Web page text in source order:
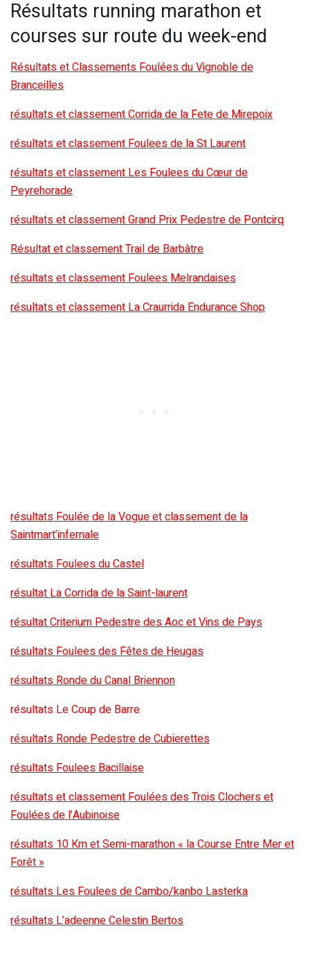
Résultats running marathon et
courses sur route du week-end
Résultats et Classements Foulées du Vignoble de
Branceilles
résultats et classement Corrida de la Fete de Mirepoix
résultats et classement Foulees de la St Laurent
résultats et classement Les Foulees du Cœur de
Peyrehorade
résultats et classement Grand Prix Pedestre de Pontcirq
Résultat et classement Trail de Barbâtre
résultats et classement Foulees Melrandaises
résultats et classement La Craurrida Endurance Shop
résultats Foulée de la Vogue et classement de la
Saintmart’infernale
résultats Foulees du Castel
résultat La Corrida de la Saint-laurent
résultat Criterium Pedestre des Aoc et Vins de Pays
résultats Foulees des Fêtes de Heugas
résultats Ronde du Canal Briennon
résultats Le Coup de Barre
résultats Ronde Pedestre de Cubierettes
résultats Foulees Bacillaise
résultats et classement Foulées des Trois Clochers et
Foulées de l’Aubinoise
résultats 10 Km et Semi-marathon « la Course Entre Mer et
Forêt »
résultats Les Foulees de Cambo/kanbo Lasterka
résultats L’adeenne Celestin Bertos